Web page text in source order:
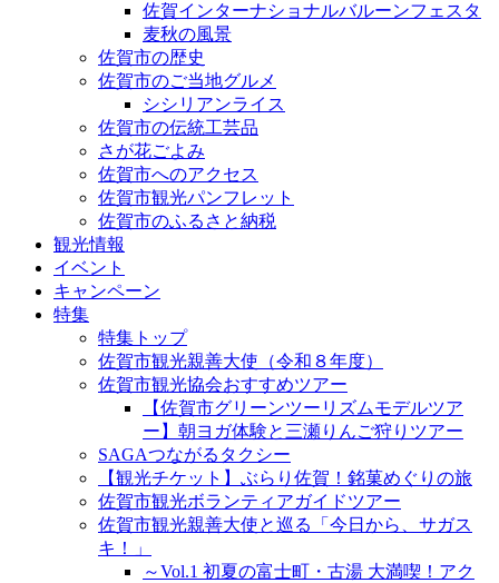
佐賀インターナショナルバルーンフェスタ
麦秋の風景
佐賀市の歴史
佐賀市のご当地グルメ
シシリアンライス
佐賀市の伝統工芸品
さが花ごよみ
佐賀市へのアクセス
佐賀市観光パンフレット
佐賀市のふるさと納税
観光情報
イベント
キャンペーン
特集
特集トップ
佐賀市観光親善大使（令和８年度）
佐賀市観光協会おすすめツアー
【佐賀市グリーンツーリズムモデルツア
ー】朝ヨガ体験と三瀬りんご狩りツアー
SAGAつながるタクシー
【観光チケット】ぶらり佐賀！銘菓めぐりの旅
佐賀市観光ボランティアガイドツアー
佐賀市観光親善大使と巡る「今日から、サガス
キ！」
～Vol.1 初夏の富士町・古湯 大満喫！アク